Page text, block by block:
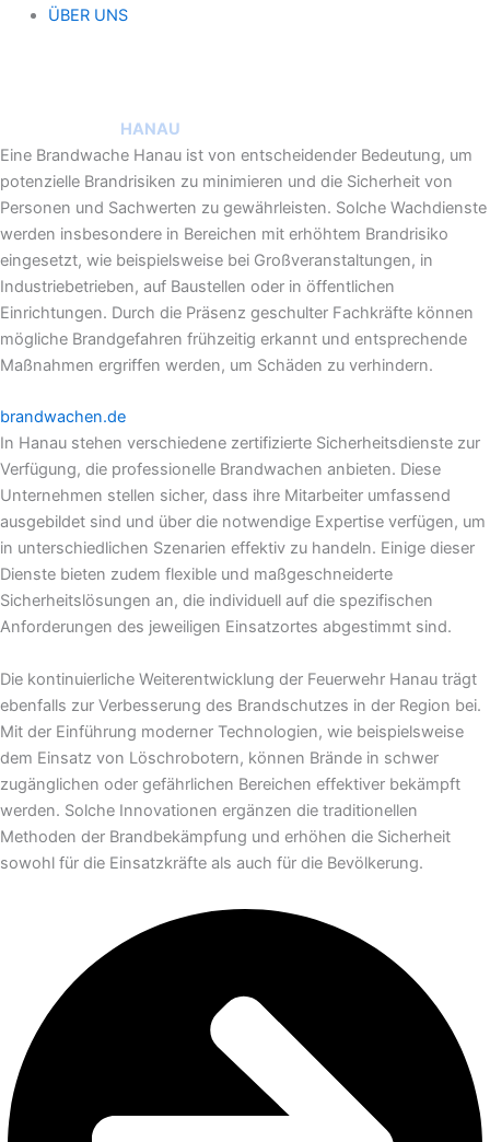
ÜBER UNS
HANAU
Eine Brandwache Hanau ist von entscheidender Bedeutung, um
potenzielle Brandrisiken zu minimieren und die Sicherheit von
Personen und Sachwerten zu gewährleisten. Solche Wachdienste
werden insbesondere in Bereichen mit erhöhtem Brandrisiko
eingesetzt, wie beispielsweise bei Großveranstaltungen, in
Industriebetrieben, auf Baustellen oder in öffentlichen
Einrichtungen. Durch die Präsenz geschulter Fachkräfte können
mögliche Brandgefahren frühzeitig erkannt und entsprechende
Maßnahmen ergriffen werden, um Schäden zu verhindern.
brandwachen.de
In Hanau stehen verschiedene zertifizierte Sicherheitsdienste zur
Verfügung, die professionelle Brandwachen anbieten. Diese
Unternehmen stellen sicher, dass ihre Mitarbeiter umfassend
ausgebildet sind und über die notwendige Expertise verfügen, um
in unterschiedlichen Szenarien effektiv zu handeln. Einige dieser
Dienste bieten zudem flexible und maßgeschneiderte
Sicherheitslösungen an, die individuell auf die spezifischen
Anforderungen des jeweiligen Einsatzortes abgestimmt sind.
Die kontinuierliche Weiterentwicklung der Feuerwehr Hanau trägt
ebenfalls zur Verbesserung des Brandschutzes in der Region bei.
Mit der Einführung moderner Technologien, wie beispielsweise
dem Einsatz von Löschrobotern, können Brände in schwer
zugänglichen oder gefährlichen Bereichen effektiver bekämpft
werden. Solche Innovationen ergänzen die traditionellen
Methoden der Brandbekämpfung und erhöhen die Sicherheit
sowohl für die Einsatzkräfte als auch für die Bevölkerung.